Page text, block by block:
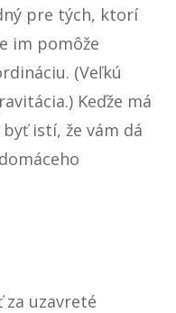
pre tých, ktorí
im pomôže
(Veľkú
Keďže má
istí, že vám dá
za uzavreté